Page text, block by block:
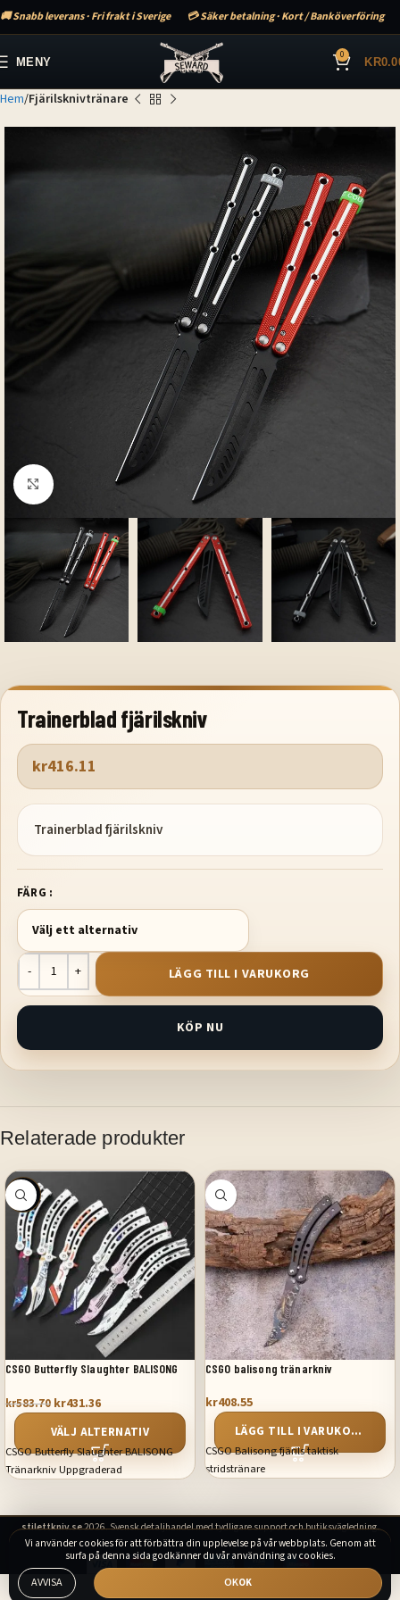
🚚 Snabb leverans · Fri frakt i Sverige 💳 Säker betalning · Kort / Banköverföring
MENY 0 KR
Hem Fjärilsknivtränare
Klicka för att förstora
Trainerblad fjärilskniv
kr416.11
Trainerblad fjärilskniv
FÄRG
LÄGG TILL I VARUKORG
KÖP NU
Relaterade produkter
SALE
CSGO Butterfly Slaughter BALISONG
kr583.70 kr431.36
VÄLJ ALTERNATIV
CSGO Butterfly Slaughter BALISONG
Tränarkniv Uppgraderad
CSGO balisong tränarkniv
kr408.55
LÄGG TILL I VARUKORG
CSGO Balisong fjärils taktisk
stridstränare
stilettkniv.se2026. Svensk detaljhandel med tydligare support och butiksvägledning.
Vi använder cookies för att förbättra din upplevelse på vår webbplats. Genom att
surfa på denna sida godkänner du vår användning av cookies.
AVVISA
OK